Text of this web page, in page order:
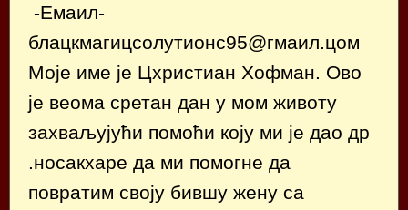
-Емаил-
блацкмагицсолутионс95@гмаил.цом
Моје име је Цхристиан Хофман. Ово
је веома сретан дан у мом животу
захваљујући помоћи коју ми је дао др
.носакхаре да ми помогне да
повратим своју бившу жену са